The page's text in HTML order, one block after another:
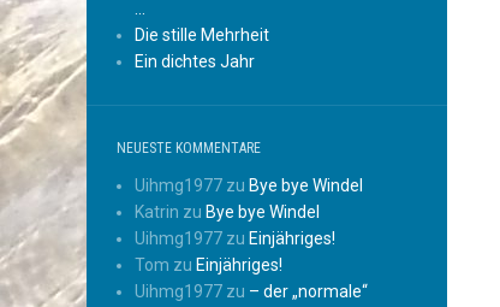
Die stille Mehrheit
Ein dichtes Jahr
NEUESTE KOMMENTARE
Uihmg1977 zu Bye bye Windel
Katrin zu Bye bye Windel
Uihmg1977 zu Einjähriges!
Tom zu Einjähriges!
Uihmg1977 zu – der „normale“